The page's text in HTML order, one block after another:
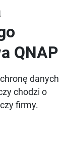
QNAP
danych
chodzi o
firmy.